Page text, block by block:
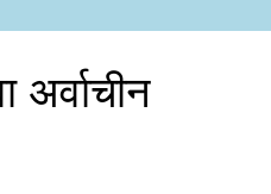
अर्वाचीन